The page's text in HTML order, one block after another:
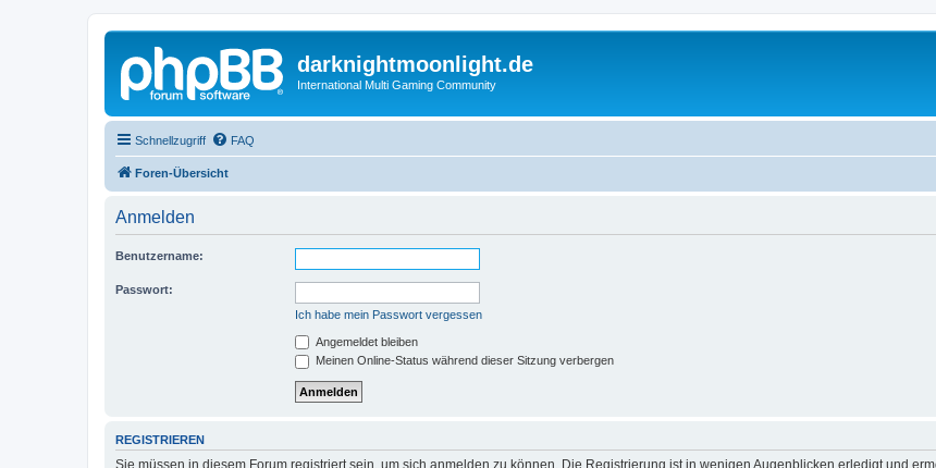
darknightmoonlight.de
International Multi Gaming Community
Schnellzugriff FAQ
Foren-Übersicht
Anmelden
Benutzername:
Passwort:
Ich habe mein Passwort vergessen
Angemeldet bleiben
Meinen Online-Status während dieser Sitzung verbergen
REGISTRIEREN